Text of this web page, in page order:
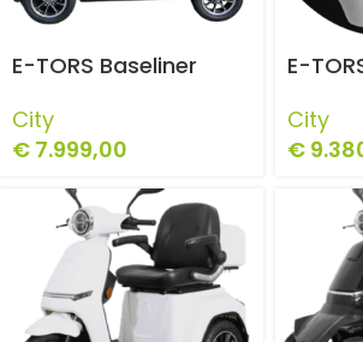
E-TORS Baseliner
City
€ 7.999,00
E-
City
€